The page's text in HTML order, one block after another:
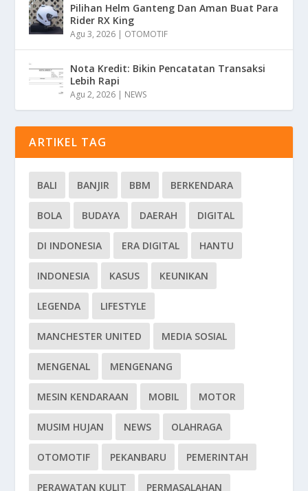
Pilihan Helm Ganteng Dan Aman Buat Para
Rider RX King
Agu 3, 2026 | OTOMOTIF
Nota Kredit: Bikin Pencatatan Transaksi
Lebih Rapi
Agu 2, 2026 | NEWS
ARTIKEL TAG
BALI BANJIR BBM BERKENDARA
BOLA BUDAYA DAERAH DIGITAL
DI INDONESIA ERA DIGITAL HANTU
INDONESIA KASUS KEUNIKAN
LEGENDA LIFESTYLE
MANCHESTER UNITED MEDIA SOSIAL
MENGENAL MENGENANG
MESIN KENDARAAN MOBIL MOTOR
MUSIM HUJAN NEWS OLAHRAGA
OTOMOTIF PEKANBARU PEMERINTAH
PERAWATAN KULIT PERMASALAHAN